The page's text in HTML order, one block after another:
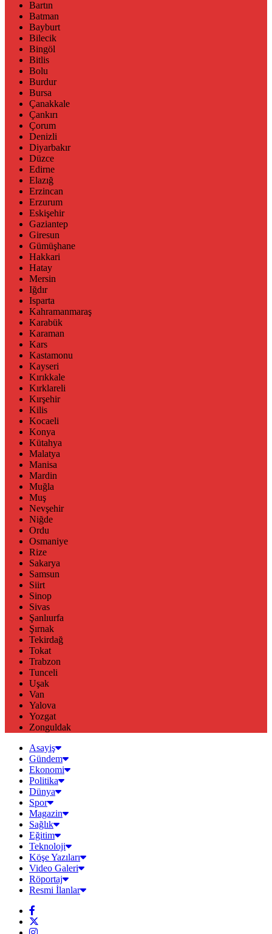
Bartın
Batman
Bayburt
Bilecik
Bingöl
Bitlis
Bolu
Burdur
Bursa
Çanakkale
Çankırı
Çorum
Denizli
Diyarbakır
Düzce
Edirne
Elazığ
Erzincan
Erzurum
Eskişehir
Gaziantep
Giresun
Gümüşhane
Hakkari
Hatay
Mersin
Iğdır
Isparta
Kahramanmaraş
Karabük
Karaman
Kars
Kastamonu
Kayseri
Kırıkkale
Kırklareli
Kırşehir
Kilis
Kocaeli
Konya
Kütahya
Malatya
Manisa
Mardin
Muğla
Muş
Nevşehir
Niğde
Ordu
Osmaniye
Rize
Sakarya
Samsun
Siirt
Sinop
Sivas
Şanlıurfa
Şırnak
Tekirdağ
Tokat
Trabzon
Tunceli
Uşak
Van
Yalova
Yozgat
Zonguldak
Asayiş
Gündem
Ekonomi
Politika
Dünya
Spor
Magazin
Sağlık
Eğitim
Teknoloji
Köşe Yazıları
Video Galeri
Röportaj
Resmi İlanlar